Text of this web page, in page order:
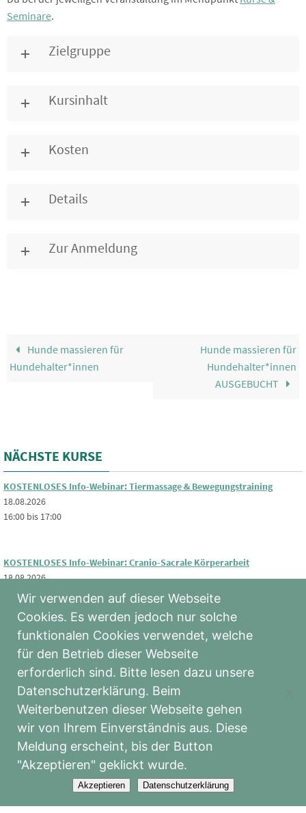
Seminare.
Zielgruppe
Kursinhalt
Kosten
Details
Zur Anmeldung
Hunde massieren für
Hundehalter*innen
Hunde massieren für
Hundehalter*innen
AUSGEBUCHT
NÄCHSTE KURSE
KOSTENLOSES Info-Webinar: Tiermassage & Bewegungstraining
18.08.2026
16:00 bis 17:00
KOSTENLOSES Info-Webinar: Cranio-Sacrale Körperarbeit
18.08.2026
17:00 bis 18:00
Info-Tag am Schildbachhof
27.08.2026
17:00 bis 19:00
Cranio-Sacrale Körperarbeit: Grundkurs
11.09.2026 - 29.11.2026
09:00 bis 17:20
Breuss-Massage für Pferde
17.09.2026 - 18.09.2026
Wir verwenden auf dieser Webseite
Cookies. Es werden jedoch nur solche
funktionalen Cookies verwendet, welche
für den Betrieb dieser Webseite
erforderlich sind. Bitte lesen dazu unsere
Datenschutzerklärung. Beim
Weiterbenutzen dieser Webseite gehen
wir von Ihrem Einverständnis aus. Diese
Meldung erscheint, bis der Button
"Akzeptieren" geklickt wurde.
Akzeptieren Datenschutzerklärung